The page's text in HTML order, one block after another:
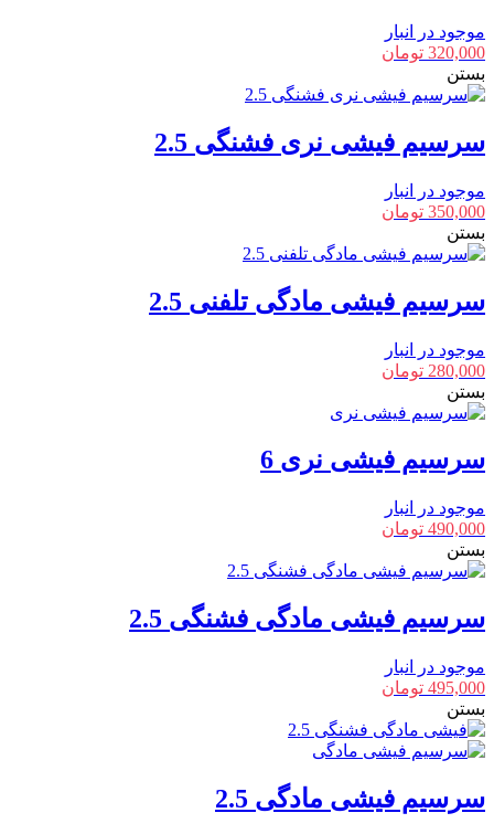
موجود در انبار
320,000 تومان
بستن
سرسیم فیشی نری فشنگی 2.5
موجود در انبار
350,000 تومان
بستن
سرسیم فیشی مادگی تلفنی 2.5
موجود در انبار
280,000 تومان
بستن
سرسیم فیشی نری 6
موجود در انبار
490,000 تومان
بستن
سرسیم فیشی مادگی فشنگی 2.5
موجود در انبار
495,000 تومان
بستن
سرسیم فیشی مادگی 2.5